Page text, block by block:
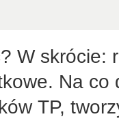
W skrócie:
Na
TP,